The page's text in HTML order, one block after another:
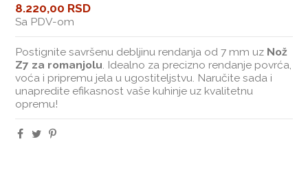
8.220,00 RSD
Sa PDV-om
Postignite savršenu debljinu rendanja od 7 mm uz Nož
Z7 za romanjolu. Idealno za precizno rendanje povrća,
voća i pripremu jela u ugostiteljstvu. Naručite sada i
unapredite efikasnost vaše kuhinje uz kvalitetnu
opremu!